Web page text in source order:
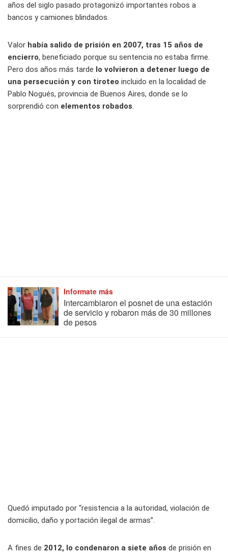
años del siglo pasado protagonizó importantes robos a
bancos y camiones blindados.
Valor había salido de prisión en 2007, tras 15 años de
encierro, beneficiado porque su sentencia no estaba firme.
Pero dos años más tarde lo volvieron a detener luego de
una persecución y con tiroteo incluido en la localidad de
Pablo Nogués, provincia de Buenos Aires, donde se lo
sorprendió con elementos robados.
Informate más
Intercambiaron el posnet de una estación
de servicio y robaron más de 30 millones
de pesos
Quedó imputado por “resistencia a la autoridad, violación de
domicilio, daño y portación ilegal de armas”.
A fines de 2012, lo condenaron a siete años de prisión en